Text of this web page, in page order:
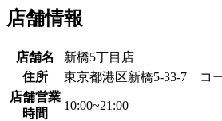
店舗情報
店舗名
新橋5丁目店
住所
東京都港区新橋5-33-7 コ
店舗営業
時間
10:00~21:00